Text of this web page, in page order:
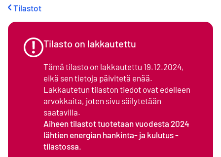
Tilastot
Tilasto on lakkautettu
Tämä tilasto on lakkautettu 19.12.2024,
eikä sen tietoja päivitetä enää.
Lakkautetun tilaston tiedot ovat edelleen
arvokkaita, joten sivu säilytetään
saatavilla.
Aiheen tilastot tuotetaan vuodesta 2024
lähtien energian hankinta- ja kulutus-
tilastossa.